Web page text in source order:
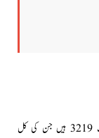
پی سی مودی،سکریٹری جنرل،راجیہ سبھاکےمطابق جملہ درست ووٹ 3219 ہیں جن کی کل